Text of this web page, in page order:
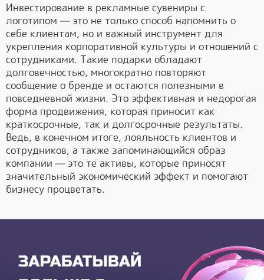
Инвестирование в рекламные сувениры с
логотипом — это не только способ напомнить о
себе клиентам, но и важный инструмент для
укрепления корпоративной культуры и отношений с
сотрудниками. Такие подарки обладают
долговечностью, многократно повторяют
сообщение о бренде и остаются полезными в
повседневной жизни. Это эффективная и недорогая
форма продвижения, которая приносит как
краткосрочные, так и долгосрочные результаты.
Ведь, в конечном итоге, лояльность клиентов и
сотрудников, а также запоминающийся образ
компании — это те активы, которые приносят
значительный экономический эффект и помогают
бизнесу процветать.